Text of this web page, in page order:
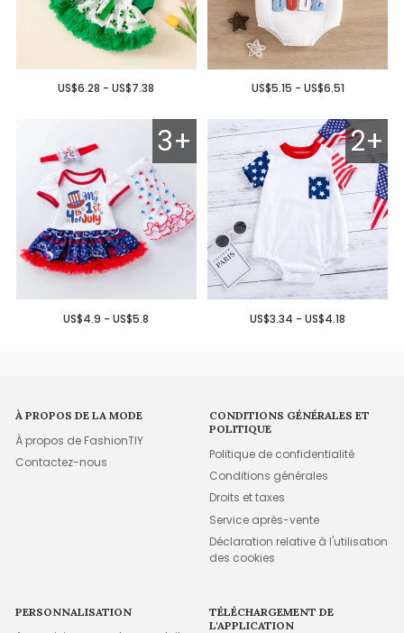
US$6.28 - US$7.38 US$5.15 - US$6.51
3+
US$4.9 - US$5.8
2+
US$3.34 - US$4.18
À PROPOS DE LA MODE
À propos de FashionTIY
Contactez-nous
CONDITIONS GÉNÉRALES ET
POLITIQUE
Politique de confidentialité
Conditions générales
Droits et taxes
Service après-vente
Déclaration relative à l'utilisation
des cookies
PERSONNALISATION
TÉLÉCHARGEMENT DE
L'APPLICATION